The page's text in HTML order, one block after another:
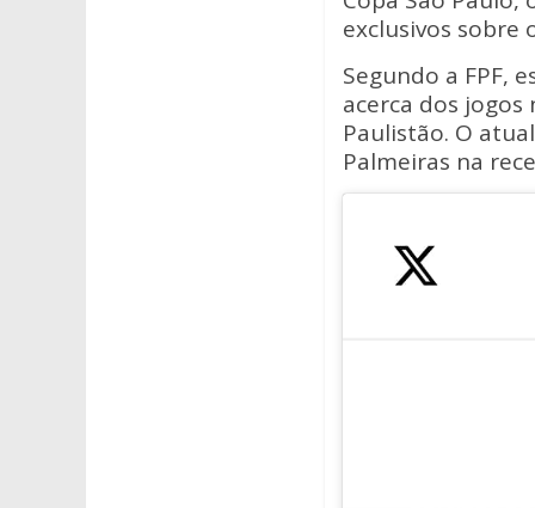
exclusivos
Segundo a FPF,
acerca dos
Paulistão. O
Palmeiras na
partidas